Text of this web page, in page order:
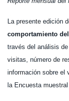
La presente edición
comportamiento
través del análisis
visitas, número de
información sobre el
la Encuesta muestral